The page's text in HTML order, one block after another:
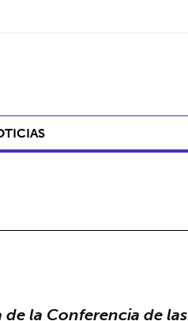
la Conferencia de las